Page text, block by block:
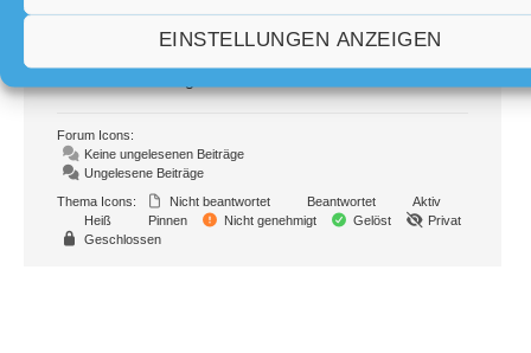
EINSTELLUNGEN ANZEIGEN
Unser neuestes Mitglied: How to Add Sounds
Forum Icons:
Keine ungelesenen Beiträge
Ungelesene Beiträge
Thema Icons:
Nicht beantwortet Beantwortet
Aktiv
Heiß
Pinnen Nicht genehmigt Gelöst
Privat
Geschlossen